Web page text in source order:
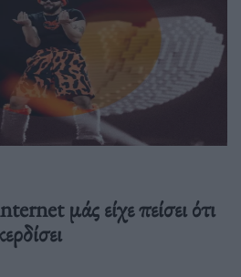
μάς είχε πείσει ότι